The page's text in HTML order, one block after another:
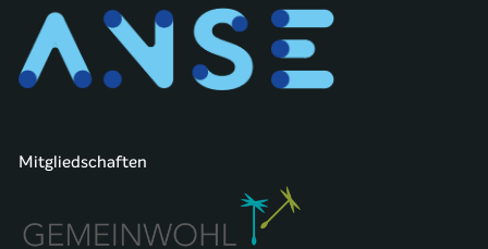
Mitgliedschaften